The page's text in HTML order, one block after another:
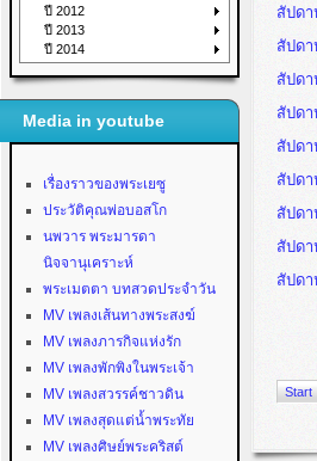
ปี 2012
ปี 2013
ปี 2014
Media in youtube
เรื่องราวของพระเยซู
ประวัติคุณพ่อบอสโก
นพวาร พระมารดา
นิจจานุเคราะห์
พระเมตตา บทสวดประจำวัน
MV เพลงเส้นทางพระสงฆ์
MV เพลงภารกิจแห่งรัก
MV เพลงพักพิงในพระเจ้า
MV เพลงสวรรค์ชาวดิน
MV เพลงสุดแต่น้ำพระทัย
MV เพลงศิษย์พระคริสต์
สัปด
สัปด
สัปด
สัปด
สัปด
สัปด
สัปด
สัปด
สัปด
Start